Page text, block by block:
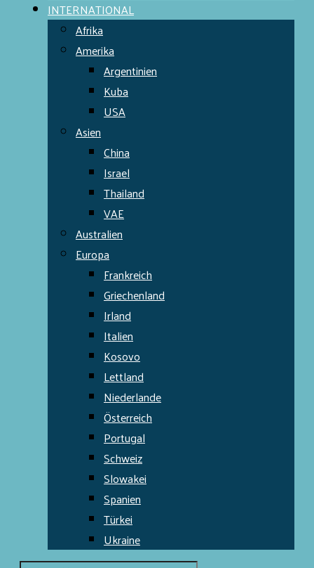
INTERNATIONAL
Afrika
Amerika
Argentinien
Kuba
USA
Asien
China
Israel
Thailand
VAE
Australien
Europa
Frankreich
Griechenland
Irland
Italien
Kosovo
Lettland
Niederlande
Österreich
Portugal
Schweiz
Slowakei
Spanien
Türkei
Ukraine